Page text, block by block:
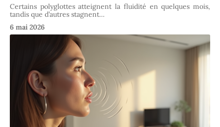
Certains polyglottes atteignent la fluidité en quelques mois,
tandis que d’autres stagnent…
6 mai 2026